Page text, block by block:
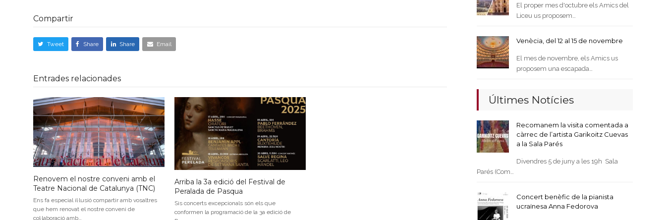
Compartir
Tweet Share Share Email
Entrades relacionades
Renovem el nostre conveni amb el
Teatre Nacional de Catalunya (TNC)
Ens fa especial il·lusió compartir amb vosaltres
que hem renovat el nostre conveni de
col·laboració amb…
Arriba la 3a edició del Festival de
Peralada de Pasqua
Sis concerts excepcionals són els que
conformen la programació de la 3a edició de
El proper mes d'octubre els Amics del
Liceu us proposem…
Venècia, del 12 al 15 de novembre
El mes de novembre, els Amics us
proposem una escapada…
Últimes Notícies
Recomanem la visita comentada a
càrrec de l’artista Garikoitz Cuevas
a la Sala Parés
Divendres 5 de juny a les 19h Sala
Parés (Com…
Concert benèfic de la pianista
ucraïnesa Anna Fedorova